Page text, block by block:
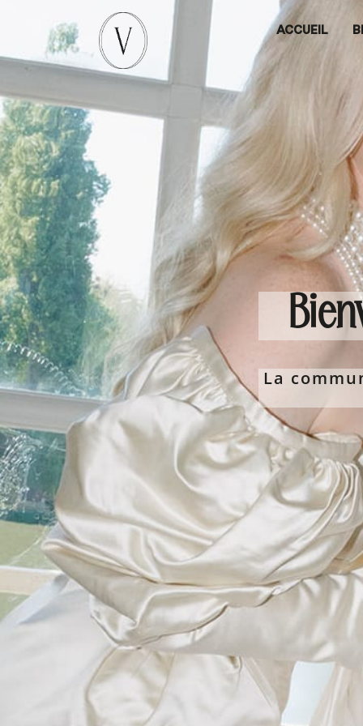
ACCUEIL
La